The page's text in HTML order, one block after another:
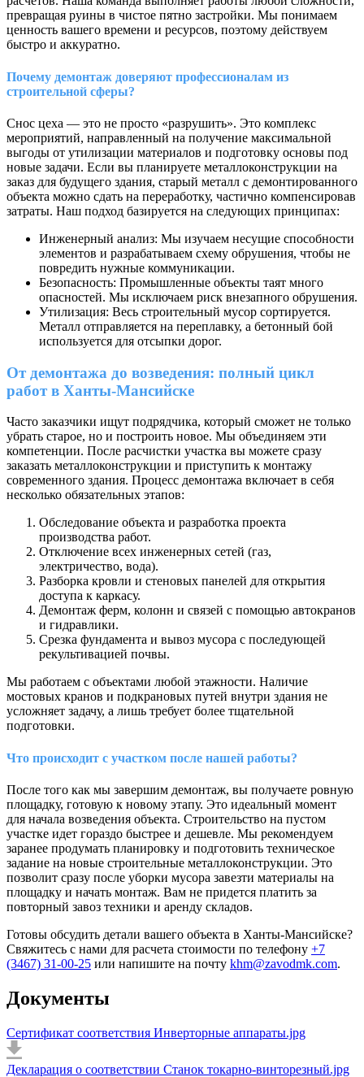
превращая руины в чистое пятно застройки. Мы понимаем
ценность вашего времени и ресурсов, поэтому действуем
быстро и аккуратно.
Почему демонтаж доверяют профессионалам из
строительной сферы?
Снос цеха — это не просто «разрушить». Это комплекс
мероприятий, направленный на получение максимальной
выгоды от утилизации материалов и подготовку основы под
новые задачи. Если вы планируете металлоконструкции на
заказ для будущего здания, старый металл с демонтированного
объекта можно сдать на переработку, частично компенсировав
затраты. Наш подход базируется на следующих принципах:
Инженерный анализ: Мы изучаем несущие способности
элементов и разрабатываем схему обрушения, чтобы не
повредить нужные коммуникации.
Безопасность: Промышленные объекты таят много
опасностей. Мы исключаем риск внезапного обрушения.
Утилизация: Весь строительный мусор сортируется.
Металл отправляется на переплавку, а бетонный бой
используется для отсыпки дорог.
От демонтажа до возведения: полный цикл
работ в Ханты-Мансийске
Часто заказчики ищут подрядчика, который сможет не только
убрать старое, но и построить новое. Мы объединяем эти
компетенции. После расчистки участка вы можете сразу
заказать металлоконструкции и приступить к монтажу
современного здания. Процесс демонтажа включает в себя
несколько обязательных этапов:
Обследование объекта и разработка проекта
производства работ.
Отключение всех инженерных сетей (газ,
электричество, вода).
Разборка кровли и стеновых панелей для открытия
доступа к каркасу.
Демонтаж ферм, колонн и связей с помощью автокранов
и гидравлики.
Срезка фундамента и вывоз мусора с последующей
рекультивацией почвы.
Мы работаем с объектами любой этажности. Наличие
мостовых кранов и подкрановых путей внутри здания не
усложняет задачу, а лишь требует более тщательной
подготовки.
Что происходит с участком после нашей работы?
После того как мы завершим демонтаж, вы получаете ровную
площадку, готовую к новому этапу. Это идеальный момент
для начала возведения объекта. Строительство на пустом
участке идет гораздо быстрее и дешевле. Мы рекомендуем
заранее продумать планировку и подготовить техническое
задание на новые строительные металлоконструкции. Это
позволит сразу после уборки мусора завезти материалы на
площадку и начать монтаж. Вам не придется платить за
повторный завоз техники и аренду складов.
Готовы обсудить детали вашего объекта в Ханты-Мансийске?
Свяжитесь с нами для расчета стоимости по телефону +7
(3467) 31-00-25 или напишите на почту khm@zavodmk.com.
Документы
Сертификат соответствия Инверторные аппараты.jpg
Декларация о соответствии Станок токарно-винторезный.jpg